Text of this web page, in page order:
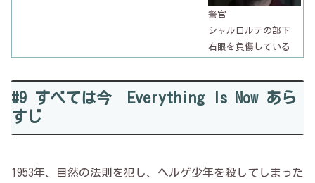
警官
シャルロルテの部下
右眼を負傷している
#9 すべては今 Everything Is Now あら
すじ
1953年、自然の法則を犯し、ヘルゲ少年を殺してしまった